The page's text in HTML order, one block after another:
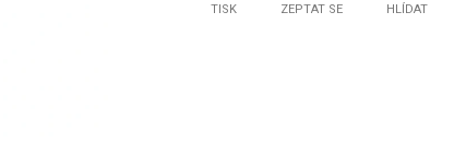
TISK ZEPTAT SE HLÍDAT